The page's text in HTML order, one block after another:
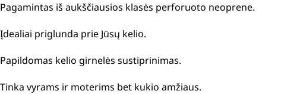
Pagamintas iš aukščiausios klasės perforuoto neoprene.
Įdealiai priglunda prie Jūsų kelio.
Papildomas kelio girnelės sustiprinimas.
Tinka vyrams ir moterims bet kukio amžiaus.